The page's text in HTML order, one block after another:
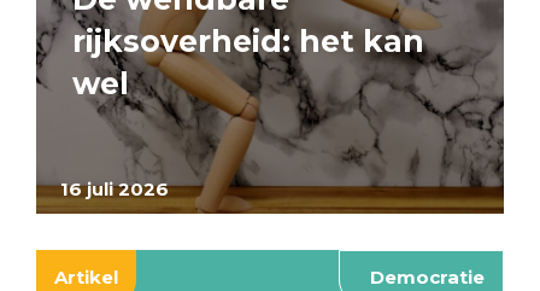
16 juli 2026
rijksoverheid: het kan
wel
Artikel Democratie